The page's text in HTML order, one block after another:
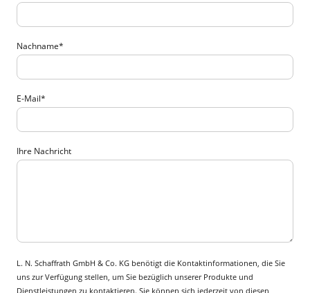
Nachname*
E-Mail*
Ihre Nachricht
L. N. Schaffrath GmbH & Co. KG benötigt die Kontaktinformationen, die Sie
uns zur Verfügung stellen, um Sie bezüglich unserer Produkte und
Dienstleistungen zu kontaktieren. Sie können sich jederzeit von diesen